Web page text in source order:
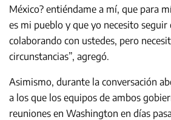
México? entiéndame a mí, que para
es mi pueblo y que yo necesito seguir
colaborando con ustedes, pero
circunstancias”, agregó.
Asimismo, durante la conversación
a los que los equipos de ambos
reuniones en Washington en días